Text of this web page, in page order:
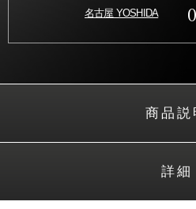
名古屋 YOSHIDA
商品説
詳細